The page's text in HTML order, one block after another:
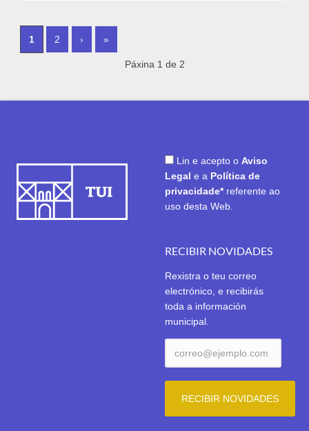
PÁGINAS
1 2 › »
Páxina 1 de 2
Lin e acepto o Aviso
Legal e a Política de
privacidade* referente ao
uso desta Web.
RECIBIR NOVIDADES
Rexistra o teu correo
electrónico, e recibirás
toda a información
municipal.